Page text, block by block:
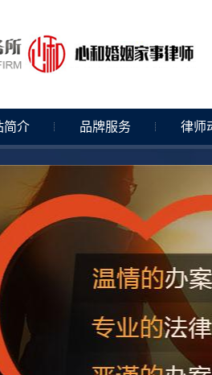
简介 品牌服务 律师